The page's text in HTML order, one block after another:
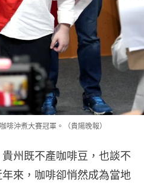
沖煮大賽冠軍。（貴陽晚報）
州既不產咖啡豆，也談不
年來，咖啡卻悄然成為當地